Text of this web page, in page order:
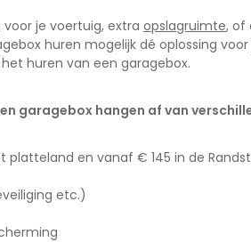
voor je voertuig, extra opslagruimte, of
huren mogelijk dé oplossing
huren van een garagebox.
garagebox hangen af van
en vanaf € 145 in de
etc.)